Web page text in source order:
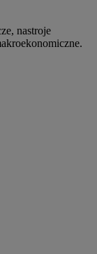
nastroje